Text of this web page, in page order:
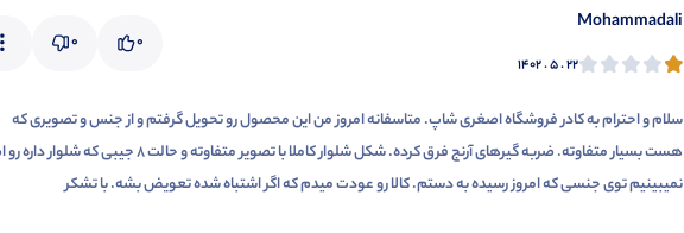
Mohammadali
۱۴۰۲ . ۵ . ۲۲
0
0
سلام و احترام به کادر فروشگاه اصغری شاپ. متاسفانه امروز من این محصول رو تحویل گرفتم و از جنس و تصویری که
هست بسیار متفاوته. ضربه گیرهای آرنج فرق کرده. شکل شلوار کاملا با تصویر متفاوته و حالت 8 جیبی که
نمیبینیم توی جنسی که امروز رسیده به دستم. کالا رو عودت میدم که اگر اشتباه شده تعویض بشه. با تشکر